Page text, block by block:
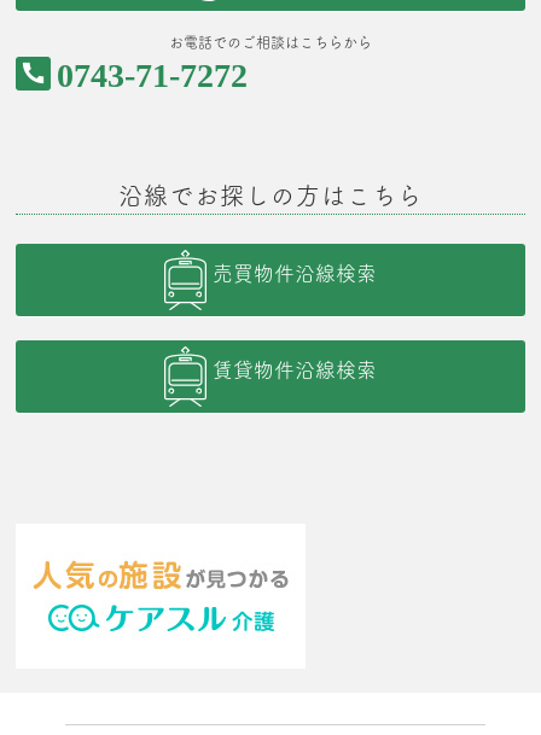
お電話でのご相談はこちらから
0743-71-7272
沿線でお探しの方はこちら
売買物件沿線検索
賃貸物件沿線検索